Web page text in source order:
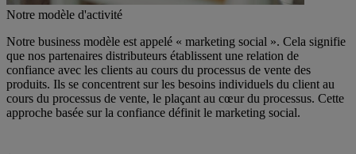
Notre modèle d'activité
Notre business modèle est appelé « marketing social ». Cela signifie
que nos partenaires distributeurs établissent une relation de
confiance avec les clients au cours du processus de vente des
produits. Ils se concentrent sur les besoins individuels du client au
cours du processus de vente, le plaçant au cœur du processus. Cette
approche basée sur la confiance définit le marketing social.